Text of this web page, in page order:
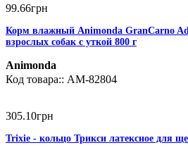
99.66грн
Корм влажный Animonda GranCarno
взрослых собак с уткой 800 г
Animonda
AM-82804
305.10грн
Trixie - кольцо Трикси латексное для